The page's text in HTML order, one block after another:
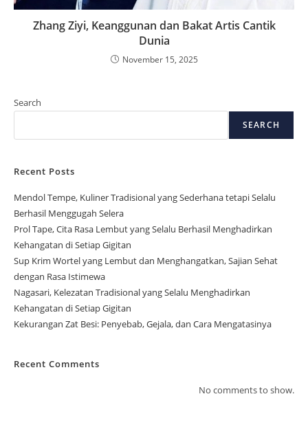
Zhang Ziyi, Keanggunan dan Bakat Artis Cantik
Dunia
November 15, 2025
Search
SEARCH
Recent Posts
Mendol Tempe, Kuliner Tradisional yang Sederhana tetapi Selalu
Berhasil Menggugah Selera
Prol Tape, Cita Rasa Lembut yang Selalu Berhasil Menghadirkan
Kehangatan di Setiap Gigitan
Sup Krim Wortel yang Lembut dan Menghangatkan, Sajian Sehat
dengan Rasa Istimewa
Nagasari, Kelezatan Tradisional yang Selalu Menghadirkan
Kehangatan di Setiap Gigitan
Kekurangan Zat Besi: Penyebab, Gejala, dan Cara Mengatasinya
Recent Comments
No comments to show.